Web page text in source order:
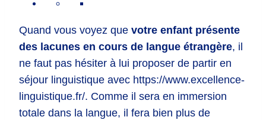
Quand vous voyez que votre enfant présente
des lacunes en cours de langue étrangère, il
ne faut pas hésiter à lui proposer de partir en
séjour linguistique avec https://www.excellence-
linguistique.fr/. Comme il sera en immersion
totale dans la langue, il fera bien plus de